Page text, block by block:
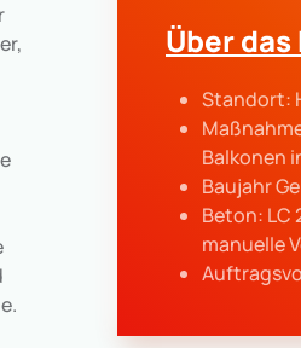
Über
Standort:
Balkonen
Baujahr
Beton: LC
manuelle